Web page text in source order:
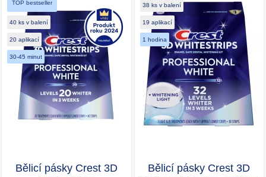
TOP bestseller
40 ks v balení
20 aplikací
30-45 minut
Bělicí pásky Crest 3D
38 ks v balení
19 aplikací
1 hodina
Bělicí pásky Crest 3D